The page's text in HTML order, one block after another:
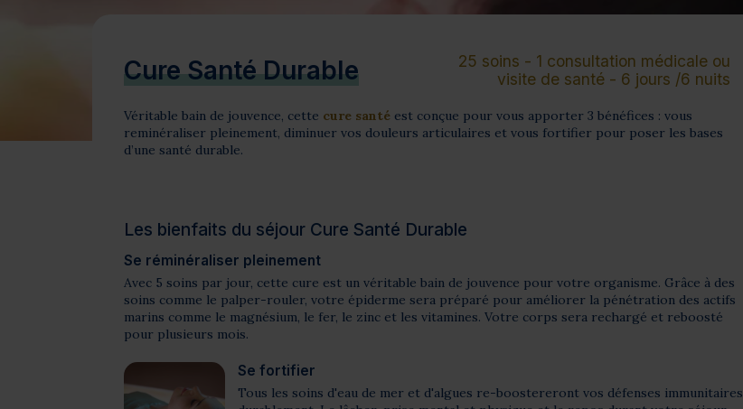
Cure Santé Durable
25 soins - 1 consultation médicale ou
visite de santé - 6 jours /6 nuits
Véritable bain de jouvence, cette cure santé est conçue pour vous apporter 3 bénéfices : vous
reminéraliser pleinement, diminuer vos douleurs articulaires et vous fortifier pour poser les bases
d’une santé durable.
Les bienfaits du séjour Cure Santé Durable
Se réminéraliser pleinement
Avec 5 soins par jour, cette cure est un véritable bain de jouvence pour votre organisme. Grâce à des
soins comme le palper-rouler, votre épiderme sera préparé pour améliorer la pénétration des actifs
marins comme le magnésium, le fer, le zinc et les vitamines. Votre corps sera rechargé et reboosté
pour plusieurs mois.
Se fortifier
Tous les soins d'eau de mer et d'algues re-boostereront vos défenses immunitaires